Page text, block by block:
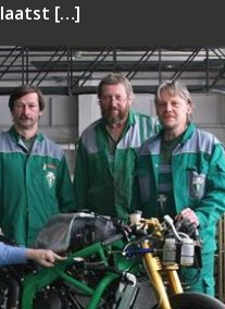
laatst […]